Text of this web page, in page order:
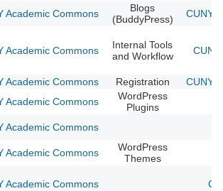
Academic Commons
Blogs
(BuddyPress)
CUNY
Academic Commons
Internal Tools
and Workflow
Academic Commons Registration
CUNY
Academic Commons
WordPress
Plugins
Academic Commons
Academic Commons
WordPress
Themes
Academic Commons